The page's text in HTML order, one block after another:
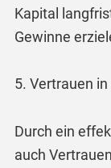
Kapital
Gewinne
5. Vertrauen
Durch ein
auch